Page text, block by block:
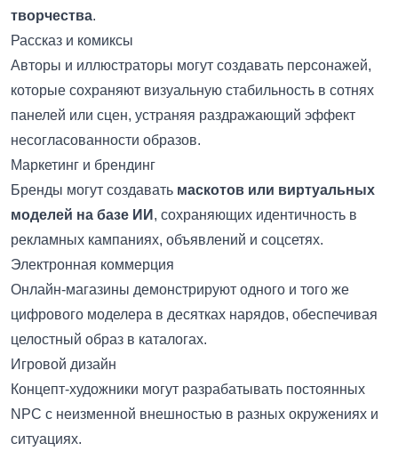
творчества.
Рассказ и комиксы
Авторы и иллюстраторы могут создавать персонажей,
которые сохраняют визуальную стабильность в сотнях
панелей или сцен, устраняя раздражающий эффект
несогласованности образов.
Маркетинг и брендинг
Бренды могут создавать маскотов или виртуальных
моделей на базе ИИ , сохраняющих идентичность в
рекламных кампаниях, объявлений и соцсетях.
Электронная коммерция
Онлайн-магазины демонстрируют одного и того же
цифрового моделера в десятках нарядов, обеспечивая
целостный образ в каталогах.
Игровой дизайн
Концепт-художники могут разрабатывать постоянных
NPC с неизменной внешностью в разных окружениях и
ситуациях.